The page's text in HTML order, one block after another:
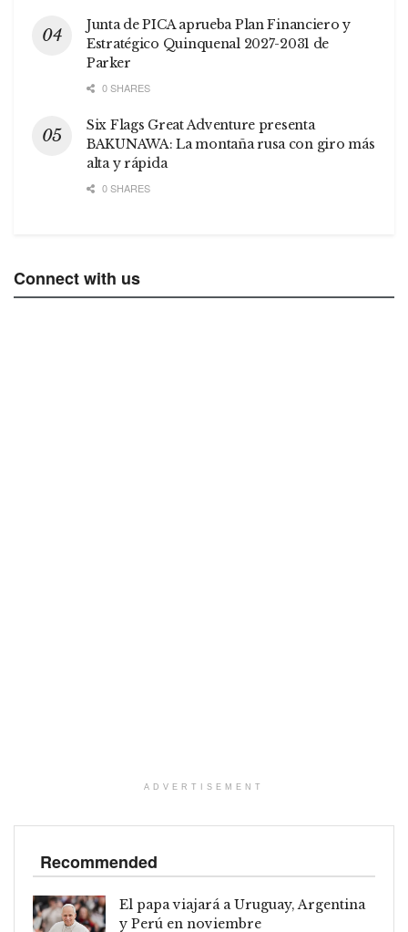
Junta de PICA aprueba Plan Financiero y
Estratégico Quinquenal 2027-2031 de
Parker
0 SHARES
Six Flags Great Adventure presenta
BAKUNAWA: La montaña rusa con giro más
alta y rápida
0 SHARES
Connect with us
ADVERTISEMENT
Recommended
El papa viajará a Uruguay, Argentina
y Perú en noviembre